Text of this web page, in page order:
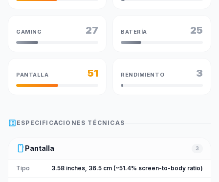
GAMING 27 BATERÍA 25
PANTALLA 51 RENDIMIENTO 3
list_alt ESPECIFICACIONES TÉCNICAS
smartphone Pantalla 3
Tipo 3.58 inches, 36.5 cm (~51.4% screen-to-body ratio)